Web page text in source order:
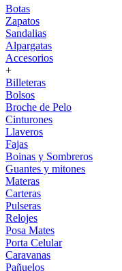
Botas
Zapatos
Sandalias
Alpargatas
Accesorios
+
Billeteras
Bolsos
Broche de Pelo
Cinturones
Llaveros
Fajas
Boinas y Sombreros
Guantes y mitones
Materas
Carteras
Pulseras
Relojes
Posa Mates
Porta Celular
Caravanas
Pañuelos